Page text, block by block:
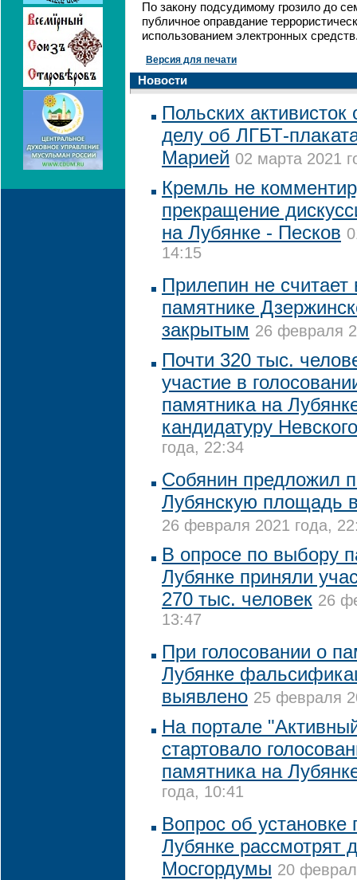
По закону подсудимому грозило до
публичное оправдание
использованием электронных
Версия для печати
Новости
Польских
делу об ЛГБТ-
Марией 02 марта 2021
Кремль не
прекращение
на Лубянке - Песков
14:15
Прилепин не считает
памятнике
закрытым 26 февраля
Почти 320 тыс.
участие в
памятника на
кандидатуру Невского
года, 22:34
Собянин предложил
Лубянскую площадь
26 февраля 2021 года,
В опросе по выбору
Лубянке приняли
270 тыс. человек 26
13:47
При голосовании о
Лубянке
выявлено 25 февраля
На портале
стартовало
памятника на
года, 10:41
Вопрос об установке
Лубянке рассмотрят
Мосгордумы 20